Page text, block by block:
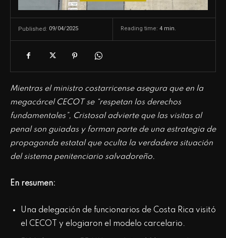
Published: 09/04/2025 Reading time: 4 min.
Mientras el ministro costarricense asegura que en la
megacárcel CECOT se “respetan los derechos
fundamentales”, Cristosal advierte que las visitas al
penal son guiadas y forman parte de una estrategia de
propaganda estatal que oculta la verdadera situación
del sistema penitenciario salvadoreño.
En resumen:
Una delegación de funcionarios de Costa Rica visitó
el CECOT y elogiaron el modelo carcelario.